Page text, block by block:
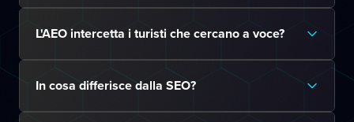
L'AEO intercetta i turisti che cercano a voce?
In cosa differisce dalla SEO?